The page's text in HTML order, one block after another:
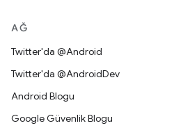
AĞ
Twitter'da @Android
Twitter'da @AndroidDev
Android Blogu
Google Güvenlik Blogu